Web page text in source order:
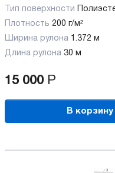
Тип поверхности
Плотность 200 г/м²
Ширина рулона 1.372 м
Длина рулона 30 м
15 000 Р
В корзину